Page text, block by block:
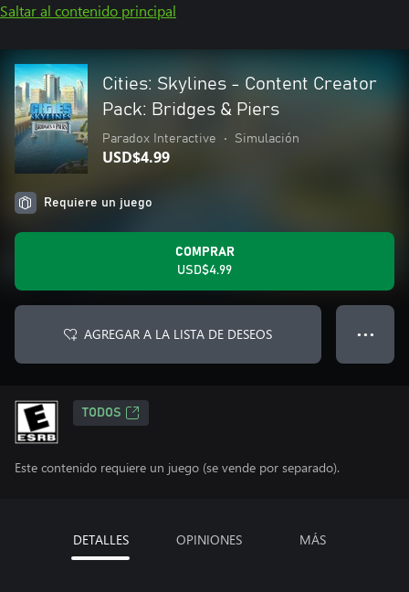
Saltar al contenido principal
Cities: Skylines - Content Creator
Pack: Bridges & Piers
Paradox Interactive • Simulación
USD$4.99
Requiere un juego
COMPRAR
USD$4.99
AGREGAR A LA LISTA DE DESEOS ● ● ●
TODOS
Este contenido requiere un juego (se vende por separado).
DETALLES OPINIONES MÁS